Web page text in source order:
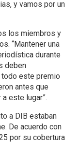
y vamos por un
los miembros y
“Mantener una
durante
deben
todo este premio
antes que
este lugar”.
a DIB estaban
De acuerdo con
por su cobertura